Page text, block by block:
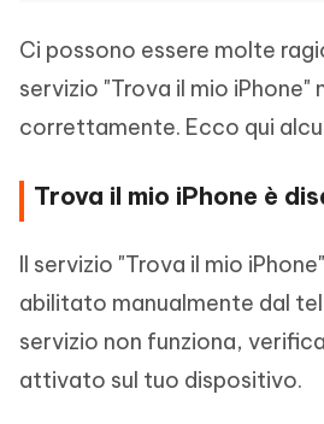
Ci possono essere molte
servizio "Trova il mio iPhone"
correttamente. Ecco qui
Trova il mio iPhone è
Il servizio "Trova il mio
abilitato manualmente dal
servizio non funziona,
attivato sul tuo dispositivo.